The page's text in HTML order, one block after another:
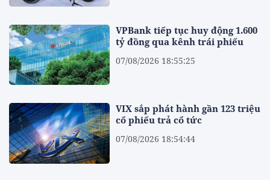
VPBank tiếp tục huy động 1.600
tỷ đồng qua kênh trái phiếu
07/08/2026 18:55:25
VIX sắp phát hành gần 123 triệu
cổ phiếu trả cổ tức
07/08/2026 18:54:44